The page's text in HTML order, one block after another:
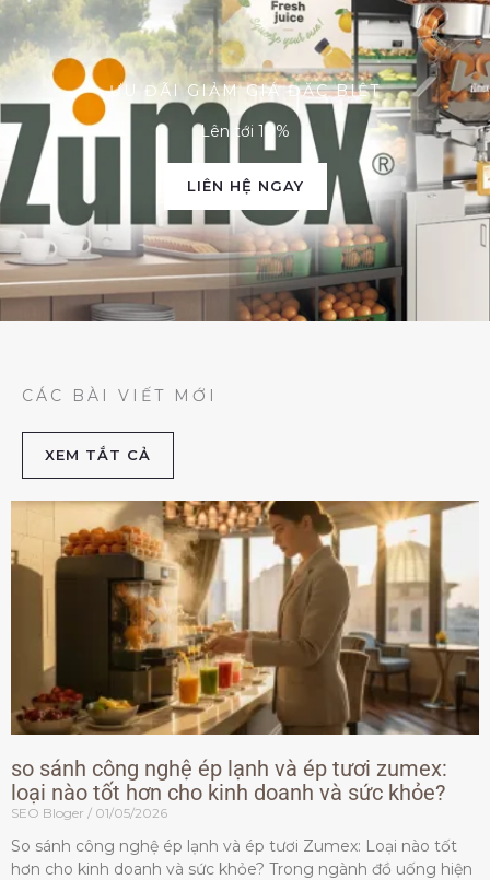
ƯU ĐÃI GIẢM GIÁ ĐẶC BIỆT
Lên tới 10%
LIÊN HỆ NGAY
CÁC BÀI VIẾT MỚI
XEM TẮT CẢ
so sánh công nghệ ép lạnh và ép tươi zumex:
loại nào tốt hơn cho kinh doanh và sức khỏe?
SEO Bloger 01/05/2026
So sánh công nghệ ép lạnh và ép tươi Zumex: Loại nào tốt
hơn cho kinh doanh và sức khỏe? Trong ngành đồ uống hiện